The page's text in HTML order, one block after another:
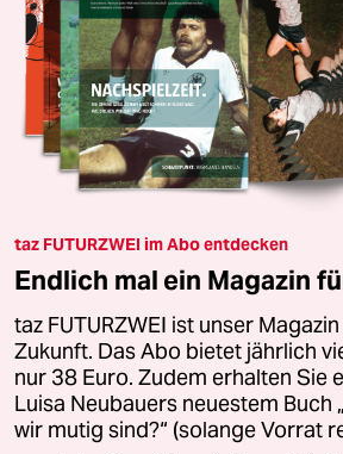
taz FUTURZWEI im Abo entdecken
Endlich mal ein Magazin
taz FUTURZWEI ist unser
Zukunft. Das Abo bietet jährlich
nur 38 Euro. Zudem erhalten Sie
Luisa Neubauers neuestem Buch
wir mutig sind?“ (solange Vorrat